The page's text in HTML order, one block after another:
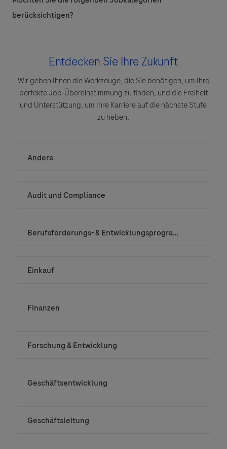
berücksichtigen?
Entdecken Sie Ihre Zukunft
Wir geben Ihnen die Werkzeuge, die Sie benötigen, um Ihre
perfekte Job-Übereinstimmung zu finden, und die Freiheit
und Unterstützung, um Ihre Karriere auf die nächste Stufe
zu heben.
Andere
Audit und Compliance
Berufsförderungs- & Entwicklungsprogramme
Einkauf
Finanzen
Forschung & Entwicklung
Geschäftsentwicklung
Geschäftsleitung